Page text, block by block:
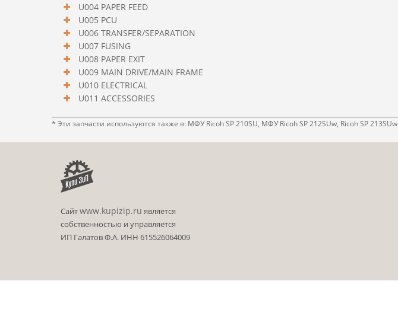
U004 PAPER FEED
U005 PCU
U006 TRANSFER/SEPARATION
U007 FUSING
U008 PAPER EXIT
U009 MAIN DRIVE/MAIN FRAME
U010 ELECTRICAL
U011 ACCESSORIES
* Эти запчасти используются также в: МФУ Ricoh SP 210SU, МФУ Ricoh SP 212SUw, Ricoh SP 213SUw
Сайтwww.kupizip.ru является
собственностью и управляется
ИП Галатов Ф.А. ИНН 615526064009